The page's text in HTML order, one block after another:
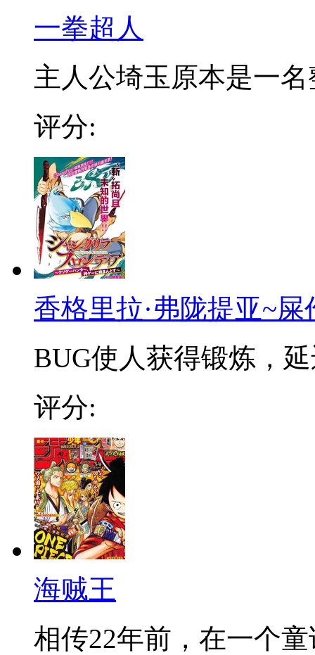
一拳超人
主人公埼玉原本是一名
评分:
香格里拉·弗陇提亚~
BUG使人获得锻炼，
评分:
海贼王
相传22年前，在一个